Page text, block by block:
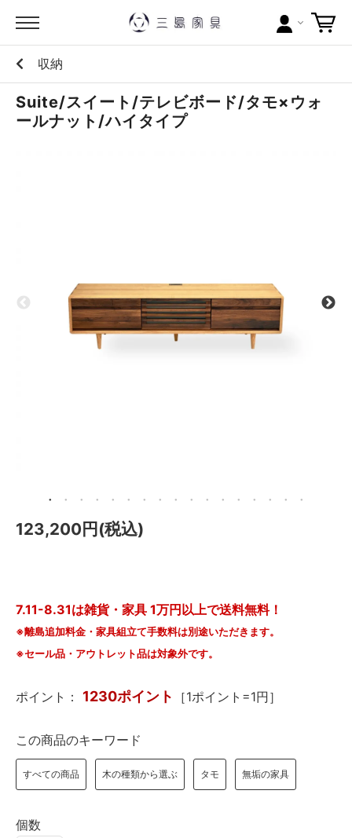
カテゴリー
ブランドから探す
配送料について
ラッピングについて
収納
Suite/スイート/テレビボード/タモ×ウォ
ールナット/ハイタイプ
123,200円(税込)
7.11-8.31は雑貨・家具 1万円以上で送料無料！
※離島追加料金・家具組立て手数料は別途いただきます。
※セール品・アウトレット品は対象外です。
ポイント： 1230ポイント ［1ポイント=1円］
この商品のキーワード
すべての商品 木の種類から選ぶ タモ 無垢の家具
個数